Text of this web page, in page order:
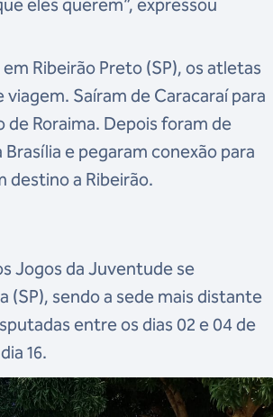
eles querem”, expressou
Ribeirão Preto (SP), os atletas
Saíram de Caracaraí para
de Roraima. Depois foram de
e pegaram conexão para
destino a Ribeirão.
Jogos da Juventude se
(SP), sendo a sede mais distante
entre os dias 02 e 04 de
16.